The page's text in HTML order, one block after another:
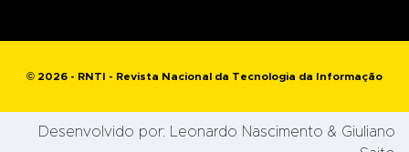
© 2026 - RNTI - Revista Nacional da Tecnologia da Informação
Desenvolvido por: Leonardo Nascimento & Giuliano